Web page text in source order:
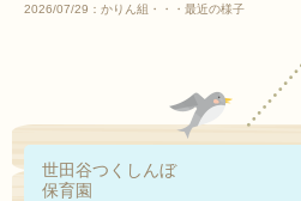
2026/07/29： かりん組・・・最近の様子
世田谷つくしんぼ
保育園